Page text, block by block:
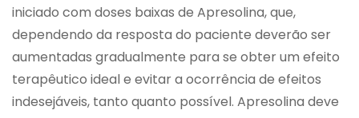
iniciado com doses baixas de Apresolina, que,
dependendo da resposta do paciente deverão ser
aumentadas gradualmente para se obter um efeito
terapêutico ideal e evitar a ocorrência de efeitos
indesejáveis, tanto quanto possível. Apresolina deve